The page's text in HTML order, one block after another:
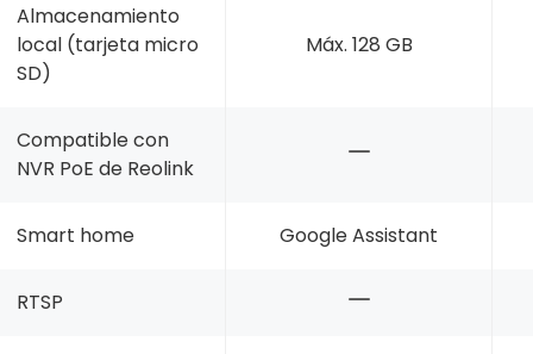
Almacenamiento
local (tarjeta micro
SD)
Máx. 128 GB
Compatible con
NVR PoE de Reolink
Smart home Google Assistant
RTSP